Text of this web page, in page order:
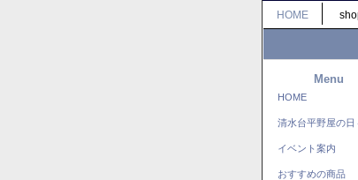
HOME
Menu
HOME
清水台平野屋の日
イベント案内
おすすめの商品